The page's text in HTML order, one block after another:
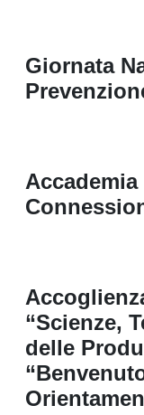
Giornata
Accademia
“Scienze,
delle